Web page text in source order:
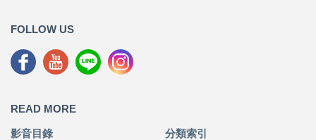
FOLLOW US
READ MORE
影音目錄 分類索引